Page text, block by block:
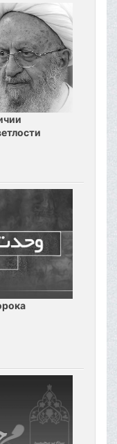
Аллах Али ибн
и гуманности. И
на его
на словах и на
путь